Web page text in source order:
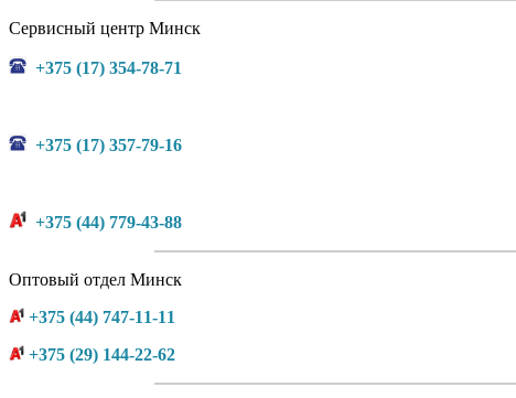
Сервисный центр Минск
+375 (17) 354-78-71
+375 (17) 357-79-16
+375 (44) 779-43-88
Оптовый отдел Минск
+375 (44) 747-11-11
+375 (29) 144-22-62